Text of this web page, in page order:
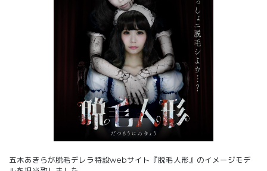
五木あきらが脱毛デレラ特設webサイト『脱毛人形』のイメージモデ